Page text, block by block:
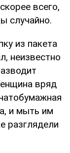
всего,
случайно.
из пакета
неизвестно
вряд
и мыть им
разглядели